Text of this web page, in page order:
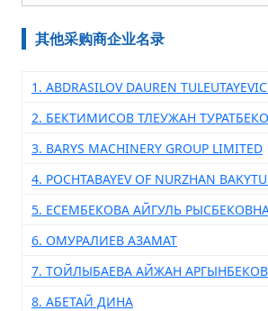
其他采购商企业名录
1. ABDRASILOV DAUREN
2. БЕКТИМИСОВ ТЛЕУЖАН
3. BARYS MACHINERY GROUP LIMITED
4. POCHTABAYEV OF NURZHAN
5. ЕСЕМБЕКОВА АЙГУЛЬ
6. ОМУРАЛИЕВ АЗАМАТ
7. ТОЙЛЫБАЕВА АЙЖАН
8. АБЕТАЙ ДИНА